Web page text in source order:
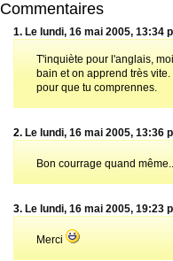
Commentaires
1. Le lundi, 16 mai 2005, 13:34
T'inquiète pour l'anglais,
bain et on apprend très
pour que tu comprennes.
2. Le lundi, 16 mai 2005, 13:36
Bon courrage quand
3. Le lundi, 16 mai 2005, 19:23
Merci